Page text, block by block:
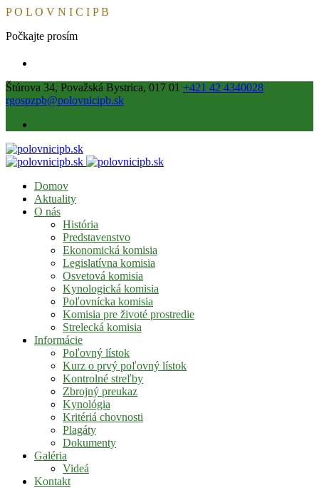
PO L O V N I C I PB
Počkajte prosím
Štúrova 34, Považská Bystrica, 017 01 +421 42 4340028
rgospzpb@polovnicipb.sk
Domov
Aktuality
O nás
História
Predstavenstvo
Ekonomická komisia
Legislatívna komisia
Osvetová komisia
Kynologická komisia
Poľovnícka komisia
Komisia pre životé prostredie
Strelecká komisia
Informácie
Poľovný lístok
Kurz o prvý poľovný lístok
Kontrolné streľby
Zbrojný preukaz
Kynológia
Kritériá chovnosti
Plagáty
Dokumenty
Galéria
Videá
Kontakt